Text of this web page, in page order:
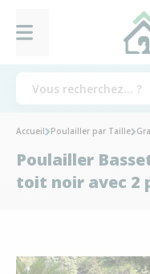
Accueil Poulailler par Taille
Poulailler
toit noir avec 2